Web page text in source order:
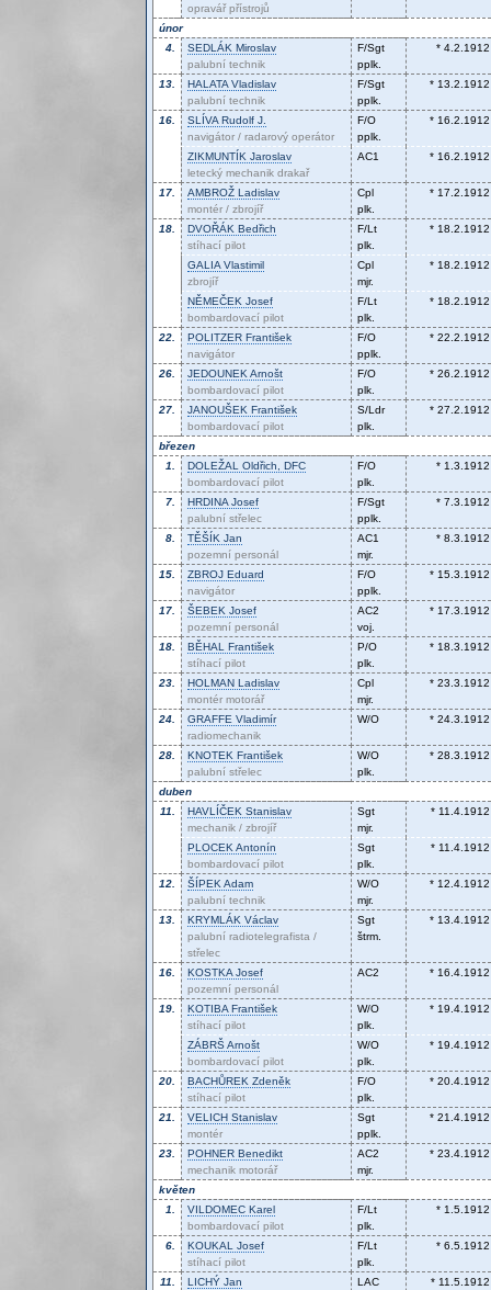
opravář přístrojů
únor
4.
SEDLÁK Miroslav
palubní technik
F/Sgt
pplk.
* 4.2.1912
13. HALATA Vladislav
palubní technik
F/Sgt
pplk.
* 13.2.1912
16. SLÍVA Rudolf J.
navigátor / radarový operátor
F/O
pplk.
* 16.2.1912
ZIKMUNTÍK Jaroslav
letecký mechanik drakař
AC1 * 16.2.1912
17. AMBROŽ Ladislav
montér / zbrojíř
Cpl
plk.
* 17.2.1912
18. DVOŘÁK Bedřich
stíhací pilot
F/Lt
plk.
* 18.2.1912
GALIA Vlastimil
zbrojíř
Cpl
mjr.
* 18.2.1912
NĚMEČEK Josef
bombardovací pilot
F/Lt
plk.
* 18.2.1912
22. POLITZER František
navigátor
F/O
pplk.
* 22.2.1912
26. JEDOUNEK Arnošt
bombardovací pilot
F/O
plk.
* 26.2.1912
27. JANOUŠEK František
bombardovací pilot
S/Ldr
plk.
* 27.2.1912
březen
1.
DOLEŽAL
Oldřich, DFC
bombardovací pilot
F/O
plk.
* 1.3.1912
7. HRDINA Josef
palubní střelec
F/Sgt
pplk.
* 7.3.1912
8. TĚŠÍK Jan
pozemní personál
AC1
mjr.
* 8.3.1912
15. ZBROJ Eduard
navigátor
F/O
pplk.
* 15.3.1912
17. ŠEBEK Josef
pozemní personál
AC2
voj.
* 17.3.1912
18. BĚHAL
František
stíhací pilot
P/O
plk.
* 18.3.1912
23. HOLMAN Ladislav
montér motorář
Cpl
mjr.
* 23.3.1912
24. GRAFFE Vladimír
radiomechanik
W/O * 24.3.1912
28. KNOTEK František
palubní střelec
W/O
plk.
* 28.3.1912
duben
11.
HAVLÍČEK Stanislav
mechanik / zbrojíř
Sgt
mjr.
* 11.4.1912
PLOCEK Antonín
bombardovací pilot
Sgt
plk.
* 11.4.1912
12. ŠÍPEK Adam
palubní technik
W/O
mjr.
* 12.4.1912
13. KRYMLÁK Václav
palubní radiotelegrafista /
střelec
Sgt
štrm.
* 13.4.1912
16. KOSTKA Josef
pozemní personál
AC2 * 16.4.1912
19. KOTIBA František
stíhací pilot
W/O
plk.
* 19.4.1912
ZÁBRŠ Arnošt
bombardovací pilot
W/O
plk.
* 19.4.1912
20. BACHŮREK Zdeněk
stíhací pilot
F/O
plk.
* 20.4.1912
21. VELICH Stanislav
montér
Sgt
pplk.
* 21.4.1912
23. POHNER Benedikt
mechanik motorář
AC2
mjr.
* 23.4.1912
květen
1.
VILDOMEC Karel
bombardovací pilot
F/Lt
plk.
* 1.5.1912
6. KOUKAL
Josef
stíhací pilot
F/Lt
plk.
* 6.5.1912
11. LICHÝ Jan
LAC * 11.5.1912